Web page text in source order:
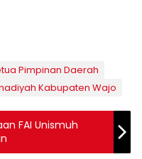
Pimpinan Daerah
Kabupaten Wajo
FAI Unismuh